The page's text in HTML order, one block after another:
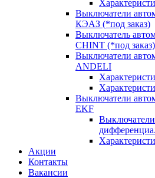
Выключатели
КЭАЗ (*под заказ)
Выключатель
CHINT (*под заказ)
Выключатели
ANDELI
Выключатели
EKF
Выключатели
Акции
Контакты
Вакансии